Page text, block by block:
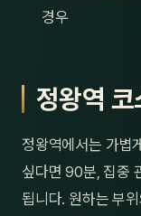
경우
정왕역 코
정왕역에서는 가볍
싶다면 90분, 집중
됩니다. 원하는 부